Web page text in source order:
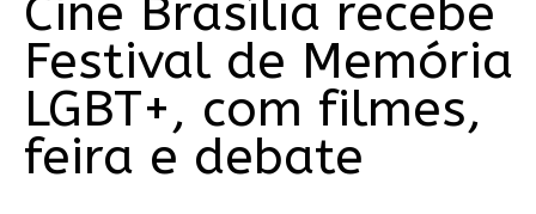
Cine Brasília recebe
Festival de Memória
LGBT+, com filmes,
feira e debate